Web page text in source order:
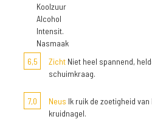
Koolzuur
Alcohol
Intensit.
Nasmaak
6,5
Zicht Niet heel spannend,
schuimkraag.
7,0 Neus Ik ruik de zoetigheid
kruidnagel.